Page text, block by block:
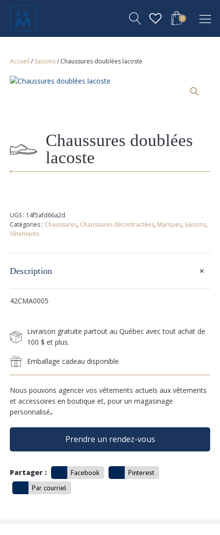
0
Accueil / Saisons/ Chaussures doublées lacoste
Chaussures doublées
lacoste
UGS : 14f5afd66a2d
Catégories : Chaussures, Chaussures décontractées, Marques, Saisons,
Vêtements
Description +
42CMA0005
Livraison gratuite partout au Québec avec tout achat de
100 $ et plus.
Emballage cadeau disponible
Nous pouvons agencer vos vêtements actuels aux vêtements
et accessoires en boutique et, pour un magasinage
personnalisé.
Prendre un rendez-vous
Partager : Facebook
Pinterest
Par courriel